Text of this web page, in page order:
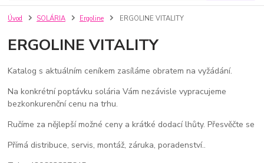
Úvod SOLÁRIA Ergoline ERGOLINE VITALITY
ERGOLINE VITALITY
Katalog s aktuálním ceníkem zasíláme obratem na vyžádání.
Na konkrétní poptávku solária Vám nezávisle vypracujeme
bezkonkurenční cenu na trhu.
Ručíme za nějlepší možné ceny a krátké dodací lhůty. Přesvěčte se
Přímá distribuce, servis, montáž, záruka, poradenství..